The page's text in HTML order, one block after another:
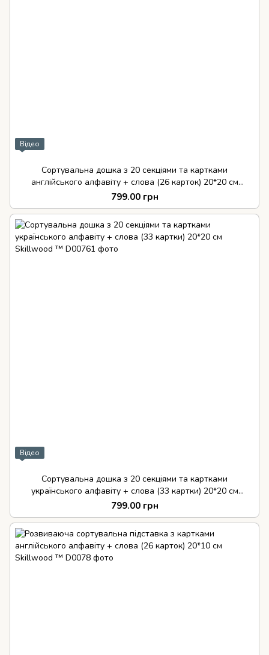
Відео
Сортувальна дошка з 20 секціями та картками
англійського алфавіту + слова (26 карток) 20*20 см
Skillwood ™
799.00 грн
Відео
Сортувальна дошка з 20 секціями та картками
українського алфавіту + слова (33 картки) 20*20 см
Skillwood ™
799.00 грн